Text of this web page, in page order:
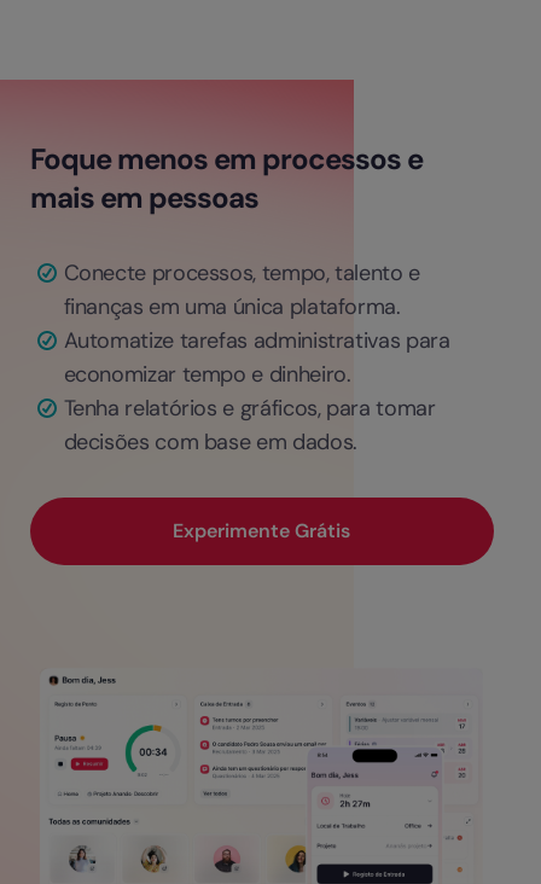
Foque menos em processos e
mais em pessoas
Conecte processos, tempo, talento e
finanças em uma única plataforma.
Automatize tarefas administrativas para
economizar tempo e dinheiro.
Tenha relatórios e gráficos, para tomar
decisões com base em dados.
Experimente Grátis